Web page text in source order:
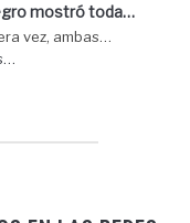
mostró toda…
vez, ambas…